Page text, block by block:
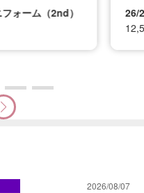
ォーム（2nd）
26/
2026/08/07